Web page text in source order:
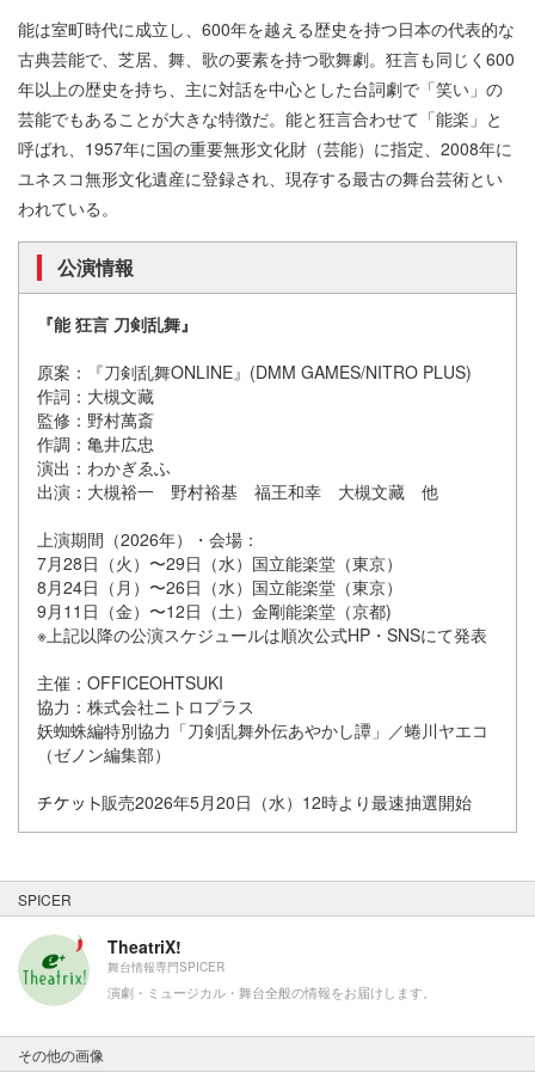
能は室町時代に成立し、600年を越える歴史を持つ日本の代表的な
古典芸能で、芝居、舞、歌の要素を持つ歌舞劇。狂言も同じく600
年以上の歴史を持ち、主に対話を中心とした台詞劇で「笑い」の
芸能でもあることが大きな特徴だ。能と狂言合わせて「能楽」と
呼ばれ、1957年に国の重要無形文化財（芸能）に指定、2008年に
ユネスコ無形文化遺産に登録され、現存する最古の舞台芸術とい
われている。
公演情報
『能 狂言 刀剣乱舞』
原案：『刀剣乱舞ONLINE』(DMM GAMES/NITRO PLUS)
作詞：大槻文藏
監修：野村萬斎
作調：亀井広忠
演出：わかぎゑふ
出演：大槻裕一 野村裕基 福王和幸 大槻文藏 他
上演期間（2026年）・会場：
7月28日（火）〜29日（水）国立能楽堂（東京）
8月24日（月）〜26日（水）国立能楽堂（東京）
9月11日（金）〜12日（土）金剛能楽堂（京都)
※上記以降の公演スケジュールは順次公式HP・SNSにて発表
主催：OFFICEOHTSUKI
協力：株式会社ニトロプラス
妖蜘蛛編特別協力「刀剣乱舞外伝あやかし譚」／蜷川ヤエコ
（ゼノン編集部）
販売2026年5月20日（水）12時より最速抽選開始
SPICER
TheatriX!
舞台情報専門SPICER
演劇・ミュージカル・舞台全般の情報をお届けします。
その他の画像